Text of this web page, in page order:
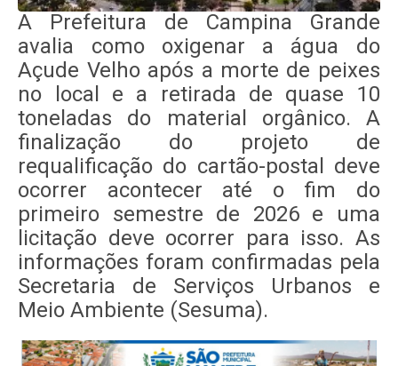
A Prefeitura de Campina Grande
avalia como oxigenar a água do
Açude Velho após a morte de peixes
no local e a retirada de quase 10
toneladas do material orgânico. A
finalização do projeto de
requalificação do cartão-postal deve
ocorrer acontecer até o fim do
primeiro semestre de 2026 e uma
licitação deve ocorrer para isso. As
informações foram confirmadas pela
Secretaria de Serviços Urbanos e
Meio Ambiente (Sesuma).